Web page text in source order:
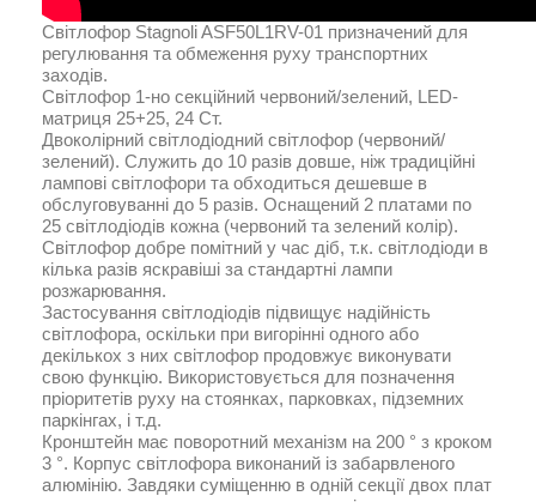
Світлофор Stagnoli ASF50L1RV-01 призначений для
регулювання та обмеження руху транспортних
заходів.
Світлофор 1-но секційний червоний/зелений, LED-
матриця 25+25, 24 Ст.
Двоколірний світлодіодний світлофор (червоний/
зелений). Служить до 10 разів довше, ніж традиційні
лампові світлофори та обходиться дешевше в
обслуговуванні до 5 разів. Оснащений 2 платами по
25 світлодіодів кожна (червоний та зелений колір).
Світлофор добре помітний у час діб, т.к. світлодіоди в
кілька разів яскравіші за стандартні лампи
розжарювання.
Застосування світлодіодів підвищує надійність
світлофора, оскільки при вигорінні одного або
декількох з них світлофор продовжує виконувати
свою функцію. Використовується для позначення
пріоритетів руху на стоянках, парковках, підземних
паркінгах, і т.д.
Кронштейн має поворотний механізм на 200 ° з кроком
3 °. Корпус світлофора виконаний із забарвленого
алюмінію. Завдяки суміщенню в одній секції двох плат